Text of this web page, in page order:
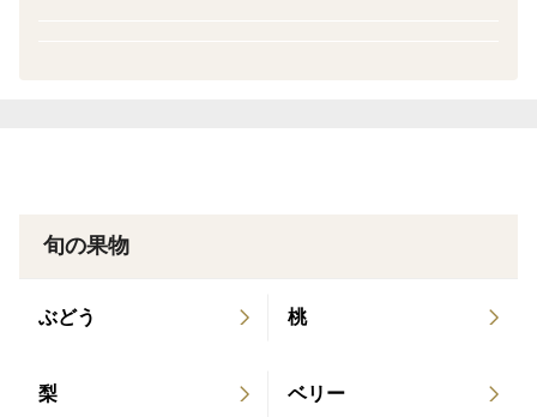
個数、品種の指定はできませんので、よろしくお願いい
旬の果物
ぶどう 桃
梨 ベリー